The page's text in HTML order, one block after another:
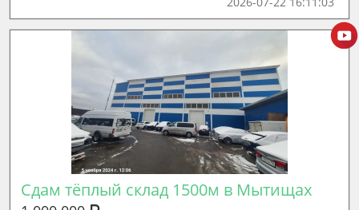
Сдам тёплый склад 1500м в Мытищах